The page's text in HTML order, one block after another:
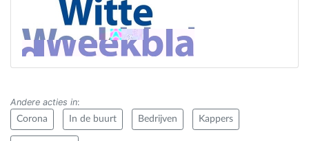
Andere acties in:
Corona In de buurt Bedrijven Kappers